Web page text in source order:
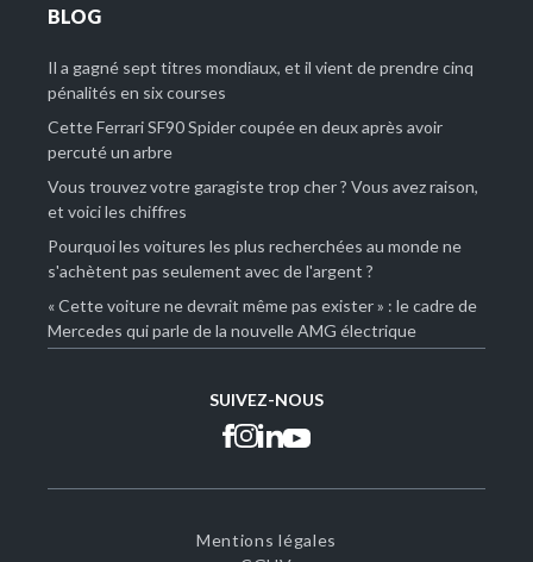
BLOG
Il a gagné sept titres mondiaux, et il vient de prendre cinq
pénalités en six courses
Cette Ferrari SF90 Spider coupée en deux après avoir
percuté un arbre
Vous trouvez votre garagiste trop cher ? Vous avez raison,
et voici les chiffres
Pourquoi les voitures les plus recherchées au monde ne
s'achètent pas seulement avec de l'argent ?
« Cette voiture ne devrait même pas exister » : le cadre de
Mercedes qui parle de la nouvelle AMG électrique
SUIVEZ-NOUS
Mentions légales